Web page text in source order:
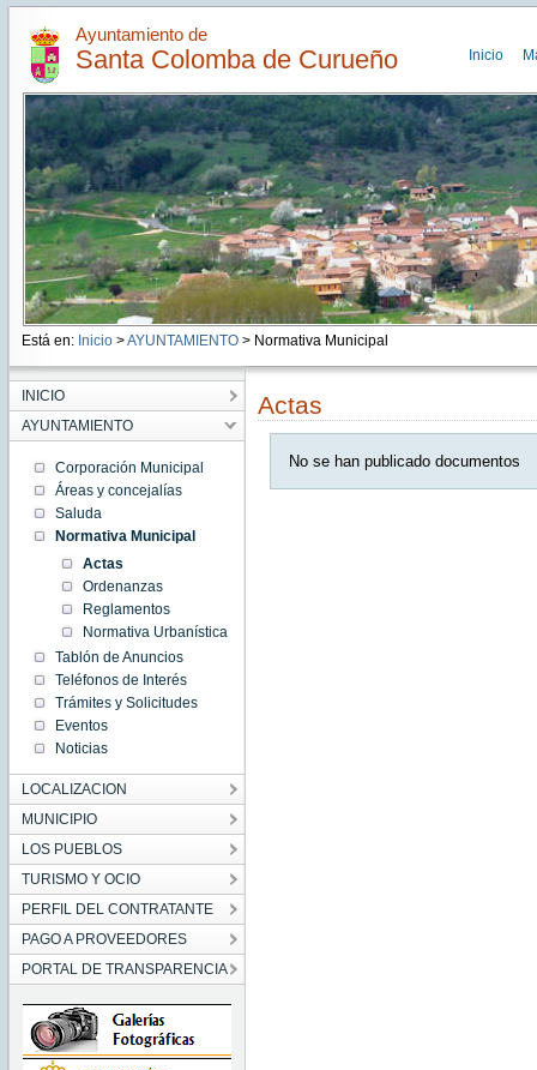
Ayuntamiento de
Santa Colomba de Curueño Inicio
Está en: Inicio >AYUNTAMIENTO> Normativa Municipal
INICIO
AYUNTAMIENTO
Corporación Municipal
Áreas y concejalías
Saluda
Normativa Municipal
Actas
Ordenanzas
Reglamentos
Normativa Urbanística
Tablón de Anuncios
Teléfonos de Interés
Trámites y Solicitudes
Eventos
Noticias
LOCALIZACION
MUNICIPIO
LOS PUEBLOS
TURISMO Y OCIO
PERFIL DEL CONTRATANTE
PAGO A PROVEEDORES
PORTAL DE TRANSPARENCIA
Actas
No se han publicado documentos